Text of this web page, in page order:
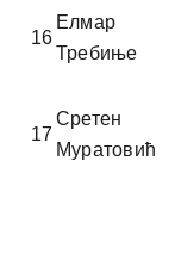
16
Елмар
Требиње
17
Сретен
Муратовић